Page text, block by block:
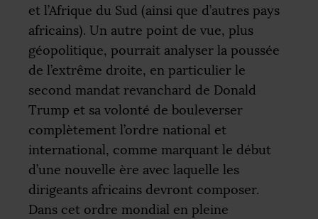
et l’Afrique du Sud (ainsi que d’autres pays
africains). Un autre point de vue, plus
géopolitique, pourrait analyser la poussée
de l’extrême droite, en particulier le
second mandat revanchard de Donald
Trump et sa volonté de bouleverser
complètement l’ordre national et
international, comme marquant le début
d’une nouvelle ère avec laquelle les
dirigeants africains devront composer.
Dans cet ordre mondial en pleine